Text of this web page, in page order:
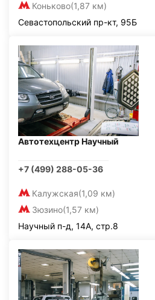
Коньково(1,87 км)
Севастопольский пр-кт, 95Б
Автотехцентр Научный
+7 (499) 288-05-36
Калужская(1,09 км)
Зюзино(1,57 км)
Научный п-д, 14А, стр.8